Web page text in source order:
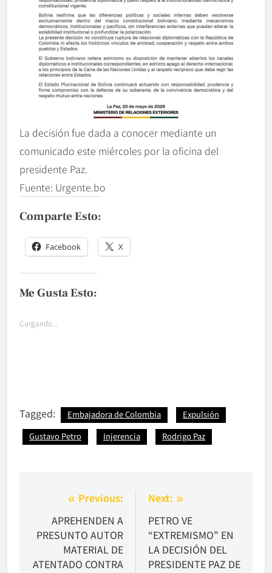
La decisión fue dada a conocer mediante un
comunicado este miércoles por la oficina del
presidente Paz.
Fuente: Urgente.bo
Comparte Esto:
Facebook X
Me Gusta Esto:
Cargando...
Tagged: Embajadora de Colombia
Expulsión
Gustavo Petro
Injerencia Rodrigo Paz
Navegación
entradas
Previous:
APREHENDEN A
PRESUNTO AUTOR
MATERIAL DE
ATENTADO CONTRA
Next:
PETRO VE
“EXTREMISMO” EN
LA DECISIÓN DEL
PRESIDENTE PAZ DE